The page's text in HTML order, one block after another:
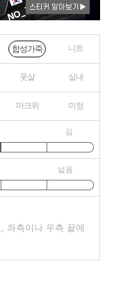
합성가죽 니트
풋살 실내
마크위 미정
김
넓음
좌측이나 우측 끝에